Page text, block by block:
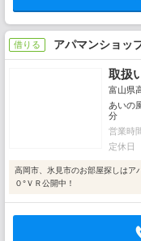
借りる アパマンショッ
取扱
富山県
あいの
分
営業時
定休日
高岡市、氷見市のお部屋探しはア
０°ＶＲ公開中！